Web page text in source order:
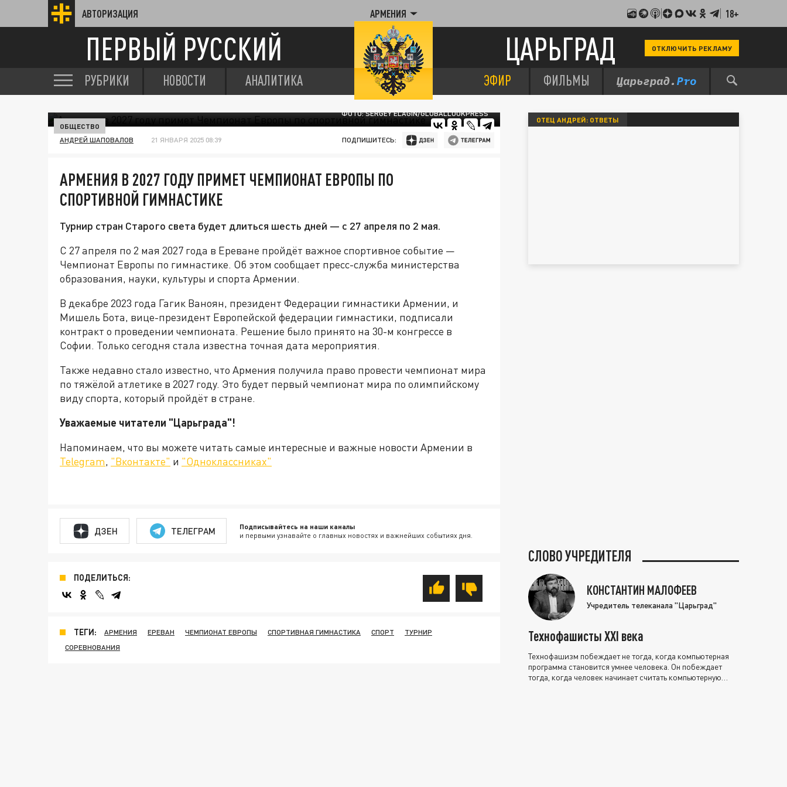
АВТОРИЗАЦИЯ АРМЕНИЯ 18+
ПЕРВЫЙ РУССКИЙ ЦАРЬГРАД ОТКЛЮЧИТЬ РЕКЛАМУ
РУБРИКИ НОВОСТИ АНАЛИТИКА ЭФИР ФИЛЬМЫ
ФОТО: SERGEY ELAGIN/GLOBALLOOKPRESS
ОБЩЕСТВО
АНДРЕЙ ШАПОВАЛОВ 21 ЯНВАРЯ 2025 08:39 ПОДПИШИТЕСЬ:
АРМЕНИЯ В 2027 ГОДУ ПРИМЕТ ЧЕМПИОНАТ ЕВРОПЫ ПО
СПОРТИВНОЙ ГИМНАСТИКЕ
Турнир стран Старого света будет длиться шесть дней — с 27 апреля по 2 мая.
С 27 апреля по 2 мая 2027 года в Ереване пройдёт важное спортивное событие —
Чемпионат Европы по гимнастике. Об этом сообщает пресс-служба министерства
образования, науки, культуры и спорта Армении.
В декабре 2023 года Гагик Ваноян, президент Федерации гимнастики Армении, и
Мишель Бота, вице-президент Европейской федерации гимнастики, подписали
контракт о проведении чемпионата. Решение было принято на 30-м конгрессе в
Софии. Только сегодня стала известна точная дата мероприятия.
Также недавно стало известно, что Армения получила право провести чемпионат мира
по тяжёлой атлетике в 2027 году. Это будет первый чемпионат мира по олимпийскому
виду спорта, который пройдёт в стране.
Уважаемые читатели "Царьграда"!
Напоминаем, что вы можете читать самые интересные и важные новости Армении в
Telegram, "Вконтакте" и "Одноклассниках"
ДЗЕН ТЕЛЕГРАМ Подписывайтесь на наши каналы
и первыми узнавайте о главных новостях и важнейших событиях дня.
ПОДЕЛИТЬСЯ:
ТЕГИ: АРМЕНИЯ ЕРЕВАН ЧЕМПИОНАТ ЕВРОПЫ СПОРТИВНАЯ ГИМНАСТИКА СПОРТ
ТУРНИР
СОРЕВНОВАНИЯ
ОТЕЦ АНДРЕЙ: ОТВЕТЫ
СЛОВО УЧРЕДИТЕЛЯ
КОНСТАНТИН МАЛОФЕЕВ
Учредитель телеканала "Царьград"
Технофашисты XXI века
Технофашизм побеждает не тогда, когда компьютерная
программа становится умнее человека. Он побеждает
тогда, когда человек начинает считать компьютерную